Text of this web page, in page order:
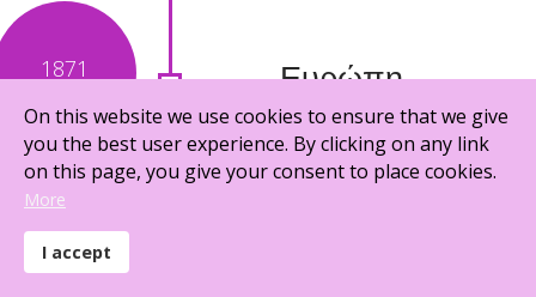
Ευρώπη
Αντίστοιχα, όπως
επισημαίνει η Ελένη
On this website we use cookies to ensure that we give
you the best user experience. By clicking on any link
on this page, you give your consent to place cookies.
More
I accept